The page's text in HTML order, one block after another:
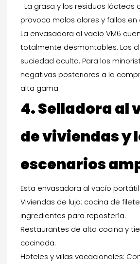
La grasa y los residuos
provoca malos olores y fallos en
La envasadora al vacío VM6
totalmente desmontables. Los
suciedad oculta. Para los
negativas posteriores a la
alta gama.
4.Selladora al
de viviendas y
escenarios
Esta envasadora al vacío
Viviendas de lujo: cocina de
ingredientes para repostería.
Restaurantes de alta cocina y
cocinada.
Hoteles y villas vacacionales: